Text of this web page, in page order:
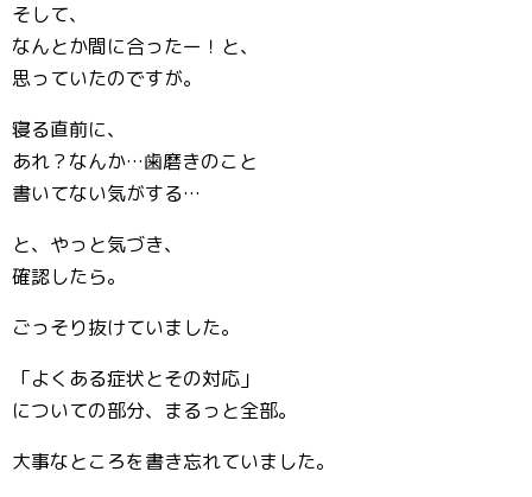
そして、
なんとか間に合ったー！と、
思っていたのですが。
寝る直前に、
あれ？なんか…歯磨きのこと
書いてない気がする…
と、やっと気づき、
確認したら。
ごっそり抜けていました。
「よくある症状とその対応」
についての部分、まるっと全部。
大事なところを書き忘れていました。